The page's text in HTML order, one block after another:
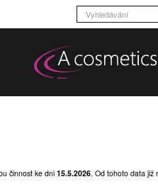
činnost ke dni 15.5.2026. Od tohoto data již